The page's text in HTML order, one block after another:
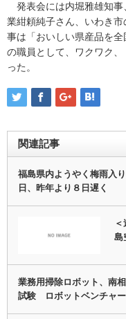
発表会には内堀雅雄知事
業紺頼純子さん、いわき
事は「おいしい県産品を
の職員として、ワクワク
った。
関連記事
福島県内ようやく梅雨入
日、昨年より８日遅く
島
業務用掃除ロボット、南
試験 ロボットベンチャ